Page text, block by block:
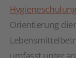
Orientierung
umfasst unter